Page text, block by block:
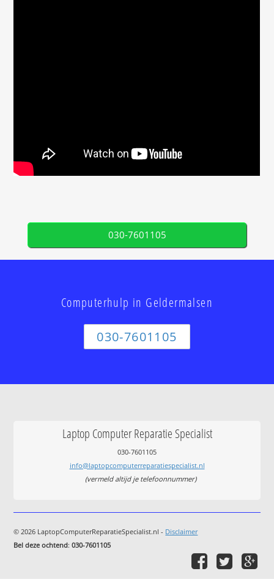
030-7601105
Computerhulp in Geldermalsen
030-7601105
Laptop Computer Reparatie Specialist
030-7601105
info@laptopcomputerreparatiespecialist.nl
(vermeld altijd je telefoonnummer)
© 2026 LaptopComputerReparatieSpecialist.nl - Disclaimer
Bel deze ochtend:030-7601105